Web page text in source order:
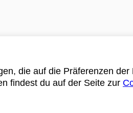
die auf die Präferenzen der
findest du auf der Seite zur